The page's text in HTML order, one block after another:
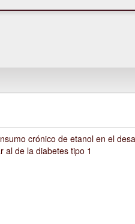
crónico de etanol en el
al de la diabetes tipo 1